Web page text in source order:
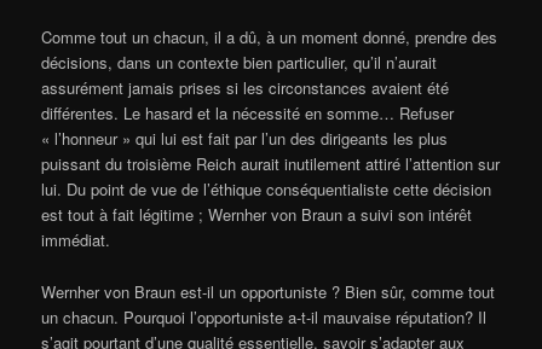
Comme tout un chacun, il a dû, à un moment donné, prendre des
décisions, dans un contexte bien particulier, qu’il n’aurait
assurément jamais prises si les circonstances avaient été
différentes. Le hasard et la nécessité en somme… Refuser
« l’honneur » qui lui est fait par l’un des dirigeants les plus
puissant du troisième Reich aurait inutilement attiré l’attention sur
lui. Du point de vue de l’éthique conséquentialiste cette décision
est tout à fait légitime ; Wernher von Braun a suivi son intérêt
immédiat.
Wernher von Braun est-il un opportuniste ? Bien sûr, comme tout
un chacun. Pourquoi l’opportuniste a-t-il mauvaise réputation? Il
s’agit pourtant d’une qualité essentielle, savoir s’adapter aux